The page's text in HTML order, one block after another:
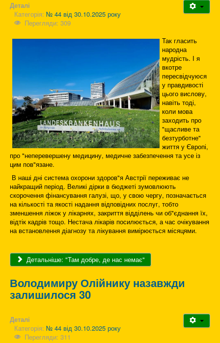
Деталі
Категорія: № 44 від 30.10.2025 року
Перегляди: 309
Так гласить
народна
мудрість. І я
вкотре
пересвідчуюся
у правдивості
цього вислову,
навіть тоді,
коли мова
заходить про
"щасливе та
безтурботне"
життя у Європі,
про "неперевершену медицину, медичне забезпечення та усе із
цим пов"язане.
В наші дні система охорони здоров"я Австрії переживає не
найкращий період. Великі дірки в бюджеті зумовлюють
скорочення фінансування галузі, що, у свою чергу, позначається
на кількості та якості надання відповідних послуг, тобто
зменшення ліжок у лікарнях, закриття відділень чи об"єднання їх,
відтік кадрів тощо. Нестача лікарів посилюється, а час очікування
на встановлення діагнозу та лікування вимірюється місяцями.
Детальніше: "Там добре, де нас немає"
Володимиру Олійнику назавжди
залишилося 30
Деталі
Категорія: № 44 від 30.10.2025 року
Перегляди: 311